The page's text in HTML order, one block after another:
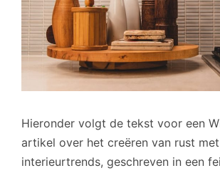
Hieronder volgt de tekst voor een
artikel over het creëren van rust met
interieurtrends, geschreven in een